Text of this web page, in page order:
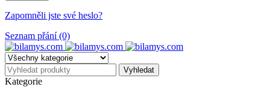
Zapomněli jste své heslo?
Seznam přání (0)
Kategorie